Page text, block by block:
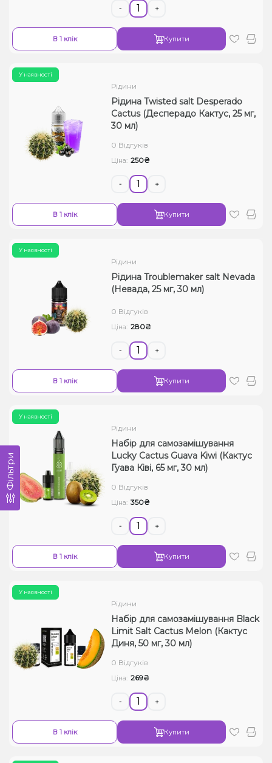
- +
В 1 клік Купити
У наявності
Рідини
Рідина Twisted salt Desperado
Cactus (Десперадо Кактус, 25 мг,
30 мл)
0 Відгуків
Ціна: 250₴
- +
В 1 клік Купити
У наявності
Рідини
Рідина Troublemaker salt Nevada
(Невада, 25 мг, 30 мл)
0 Відгуків
Ціна: 280₴
- +
В 1 клік Купити
У наявності
Рідини
Набір для самозамішування
Lucky Cactus Guava Kiwi (Кактус
Гуава Ківі, 65 мг, 30 мл)
0 Відгуків
Ціна: 350₴
- +
В 1 клік Купити
У наявності
Рідини
Набір для самозамішування Black
Limit Salt Cactus Melon (Кактус
Диня, 50 мг, 30 мл)
0 Відгуків
Ціна: 269₴
- +
В 1 клік Купити
Фільтри